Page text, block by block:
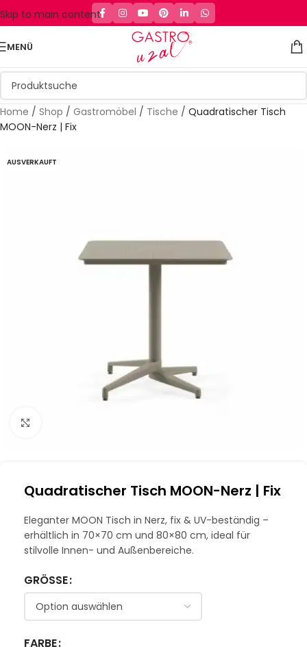
Skip to main content
MENÜ
Home / Shop / Gastromöbel / Tische / Quadratischer Tisch
MOON-Nerz | Fix
AUSVERKAUFT
Quadratischer Tisch MOON-Nerz | Fix
Eleganter MOON Tisch in Nerz, fix & UV-beständig –
erhältlich in 70×70 cm und 80×80 cm, ideal für
stilvolle Innen- und Außenbereiche.
GRÖSSE
FARBE